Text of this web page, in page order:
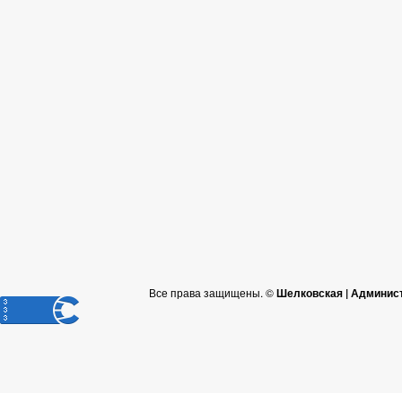
Все права защищены. ©Шелковская |